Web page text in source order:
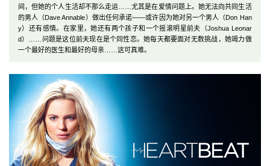
间，但她的个人生活却不那么走运……尤其是在爱情问题上。她无法向共同生活
的男人（Dave Annable）做出任何承诺——或许因为她对另一个男人（Don Han
y）还有感情。在家里，她还有两个孩子和一个摇滚明星前夫（Joshua Leonar
d）……问题是这位前夫现在是个同性恋。她每天都要面对无数挑战，她竭力做
一个最好的医生和最好的母亲……这可真难。